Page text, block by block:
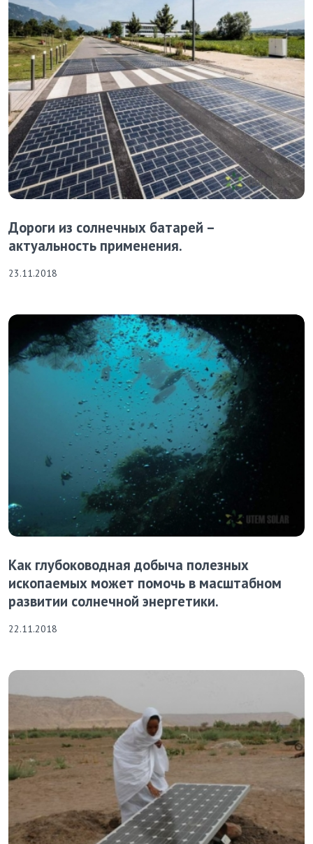
Дороги из солнечных батарей –
актуальность применения.
23.11.2018
Как глубоководная добыча полезных
ископаемых может помочь в масштабном
развитии солнечной энергетики.
22.11.2018